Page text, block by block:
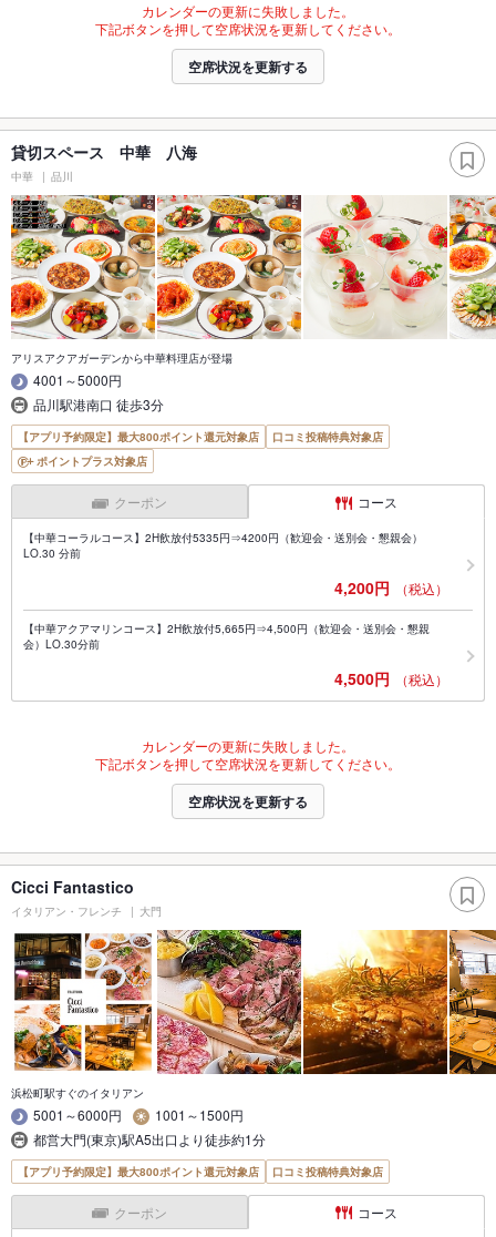
カレンダーの更新に失敗しました。
下記ボタンを押して空席状況を更新してください。
空席状況を更新する
貸切スペース 中華 八海
中華 品川
アリスアクアガーデンから中華料理店が登場
4001～5000円
品川駅港南口 徒歩3分
【アプリ予約限定】最大800ポイント還元対象店
口コミ投稿特典対象店
ポイントプラス対象店
クーポン コース
【中華コーラルコース】2H飲放付5335円⇒4200円（歓迎会・送別会・懇親会）
LO.30 分前
4,200円 （税込）
【中華アクアマリンコース】2H飲放付5,665円⇒4,500円（歓迎会・送別会・懇親
会）LO.30分前
4,500円 （税込）
カレンダーの更新に失敗しました。
下記ボタンを押して空席状況を更新してください。
空席状況を更新する
Cicci Fantastico
イタリアン・フレンチ 大門
浜松町駅すぐのイタリアン
5001～6000円
1001～1500円
都営大門(東京)駅A5出口より徒歩約1分
【アプリ予約限定】最大800ポイント還元対象店 口コミ投稿特典対象店
クーポン コース